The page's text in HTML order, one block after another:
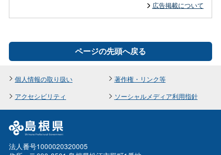
広告掲載について
ページの先頭へ戻る
個人情報の取り扱い
著作権・リンク等
アクセシビリティ
ソーシャルメディア利用指針
法人番号1000020320005